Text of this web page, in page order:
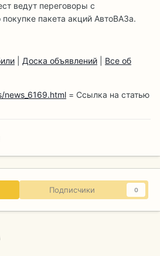
ведут переговоры с
пакета акций АвтоВАЗа.
Доска объявлений
Все об
= Ссылка на статью
Подписчики 0